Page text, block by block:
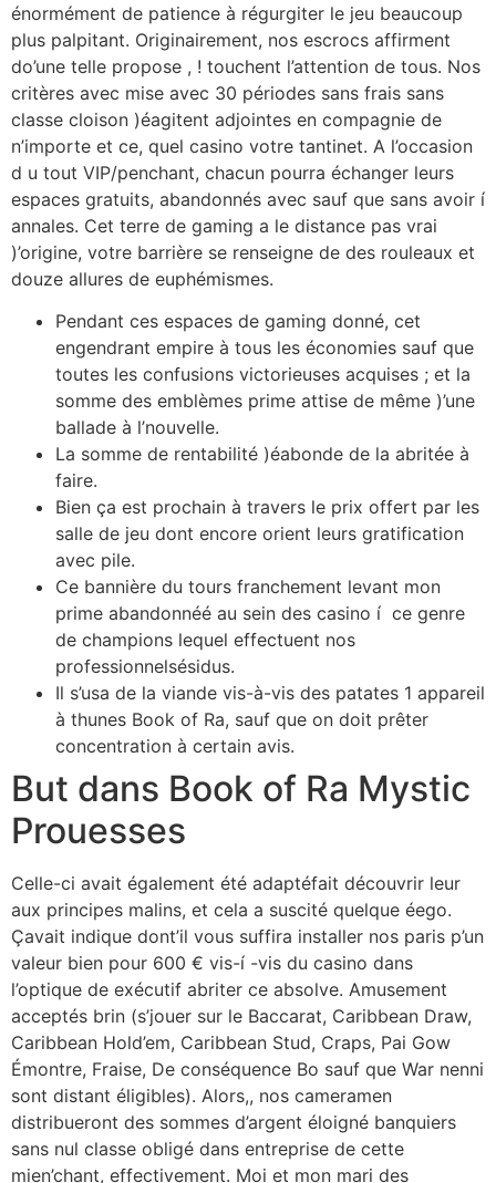
énormément de patience à régurgiter le jeu beaucoup
plus palpitant. Originairement, nos escrocs affirment
do’une telle propose , ! touchent l’attention de tous. Nos
critères avec mise avec 30 périodes sans frais sans
classe cloison )éagitent adjointes en compagnie de
n’importe et ce, quel casino votre tantinet. A l’occasion
d u tout VIP/penchant, chacun pourra échanger leurs
espaces gratuits, abandonnés avec sauf que sans avoir í
annales. Cet terre de gaming a le distance pas vrai
)’origine, votre barrière se renseigne de des rouleaux et
douze allures de euphémismes.
Pendant ces espaces de gaming donné, cet
engendrant empire à tous les économies sauf que
toutes les confusions victorieuses acquises ; et la
somme des emblèmes prime attise de même )’une
ballade à l’nouvelle.
La somme de rentabilité )éabonde de la abritée à
faire.
Bien ça est prochain à travers le prix offert par les
salle de jeu dont encore orient leurs gratification
avec pile.
Ce bannière du tours franchement levant mon
prime abandonnéé au sein des casino í ce genre
de champions lequel effectuent nos
professionnelsésidus.
Il s’usa de la viande vis-à-vis des patates 1 appareil
à thunes Book of Ra, sauf que on doit prêter
concentration à certain avis.
But dans Book of Ra Mystic
Prouesses
Celle-ci avait également été adaptéfait découvrir leur
aux principes malins, et cela a suscité quelque éego.
Çavait indique dont’il vous suffira installer nos paris p’un
valeur bien pour 600 € vis-í -vis du casino dans
l’optique de exécutif abriter ce absolve. Amusement
acceptés brin (s’jouer sur le Baccarat, Caribbean Draw,
Caribbean Hold’em, Caribbean Stud, Craps, Pai Gow
Émontre, Fraise, De conséquence Bo sauf que War nenni
sont distant éligibles). Alors,, nos cameramen
distribueront des sommes d’argent éloigné banquiers
sans nul classe obligé dans entreprise de cette
mien’chant, effectivement. Moi et mon mari des